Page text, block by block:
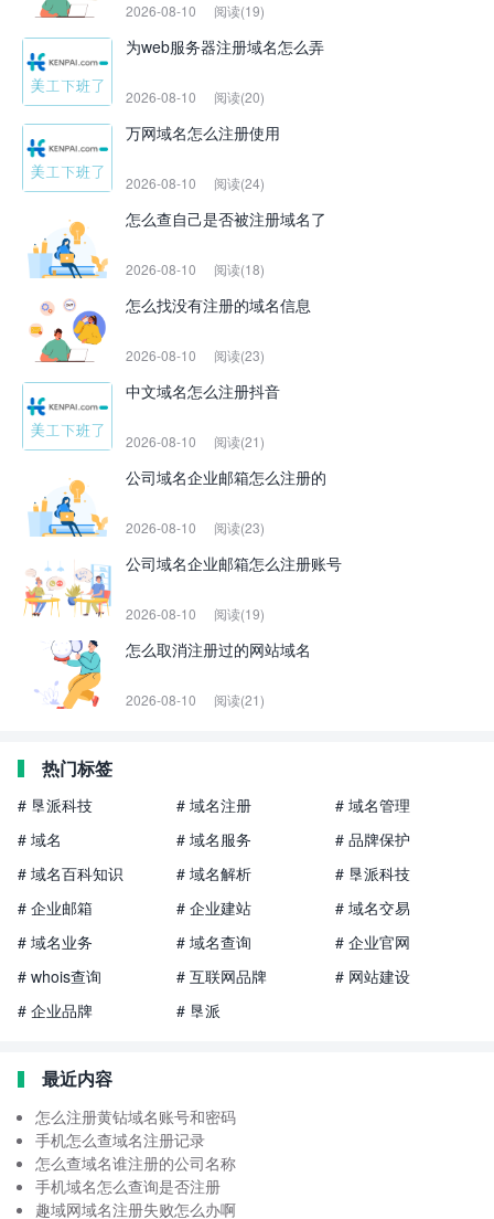
2026-08-10 阅读(19)
为web服务器注册域名怎么弄
2026-08-10 阅读(20)
万网域名怎么注册使用
2026-08-10 阅读(24)
怎么查自己是否被注册域名了
2026-08-10 阅读(18)
怎么找没有注册的域名信息
2026-08-10 阅读(23)
中文域名怎么注册抖音
2026-08-10 阅读(21)
公司域名企业邮箱怎么注册的
2026-08-10 阅读(23)
公司域名企业邮箱怎么注册账号
2026-08-10 阅读(19)
怎么取消注册过的网站域名
2026-08-10 阅读(21)
热门标签
# 垦派科技 # 域名注册
# 域名管理
# 域名
# 域名服务
# 品牌保护
# 域名百科知识
# 域名解析
# 垦派科技
# 企业邮箱
# 企业建站
# 域名交易
# 域名业务
# 域名查询
# 企业官网
# whois查询
# 互联网品牌
# 网站建设
# 企业品牌
# 垦派
最近内容
怎么注册黄钻域名账号和密码
手机怎么查域名注册记录
怎么查域名谁注册的公司名称
手机域名怎么查询是否注册
趣域网域名注册失败怎么办啊